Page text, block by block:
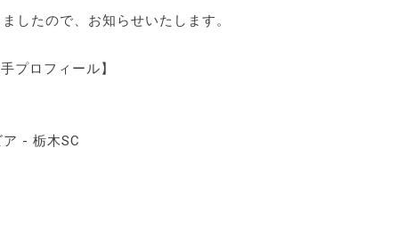
したので、お知らせいたします。
プロフィール】
- 栃木SC